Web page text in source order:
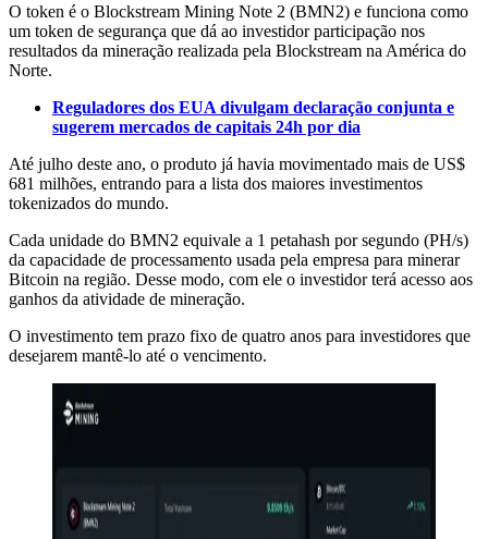
O token é o Blockstream Mining Note 2 (BMN2) e funciona como
um token de segurança que dá ao investidor participação nos
resultados da mineração realizada pela Blockstream na América do
Norte.
Reguladores dos EUA divulgam declaração conjunta e
sugerem mercados de capitais 24h por dia
Até julho deste ano, o produto já havia movimentado mais de US$
681 milhões, entrando para a lista dos maiores investimentos
tokenizados do mundo.
Cada unidade do BMN2 equivale a 1 petahash por segundo (PH/s)
da capacidade de processamento usada pela empresa para minerar
Bitcoin na região. Desse modo, com ele o investidor terá acesso aos
ganhos da atividade de mineração.
O investimento tem prazo fixo de quatro anos para investidores que
desejarem mantê-lo até o vencimento.